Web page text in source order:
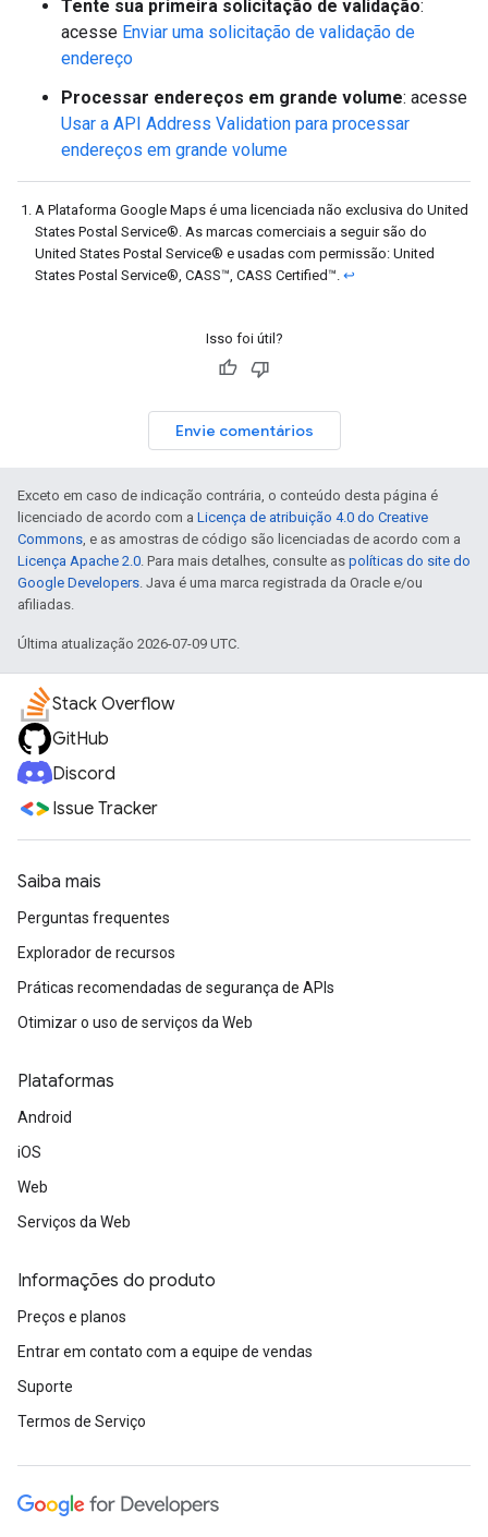
Tente sua primeira solicitação de validação:
acesse Enviar uma solicitação de validação de
endereço
Processar endereços em grande volume: acesse
Usar a API Address Validation para processar
endereços em grande volume
A Plataforma Google Maps é uma licenciada não exclusiva do United
States Postal Service®. As marcas comerciais a seguir são do
United States Postal Service® e usadas com permissão: United
States Postal Service®, CASS™, CASS Certified™. ↩
Isso foi útil?
Envie comentários
Exceto em caso de indicação contrária, o conteúdo desta página é
licenciado de acordo com a Licença de atribuição 4.0 do Creative
Commons , e as amostras de código são licenciadas de acordo com a
Licença Apache 2.0 . Para mais detalhes, consulte as políticas do site do
Google Developers . Java é uma marca registrada da Oracle e/ou
afiliadas.
Última atualização 2026-07-09 UTC.
Stack Overflow
GitHub
Discord
Issue Tracker
Saiba mais
Perguntas frequentes
Explorador de recursos
Práticas recomendadas de segurança de APIs
Otimizar o uso de serviços da Web
Plataformas
Android
iOS
Web
Serviços da Web
Informações do produto
Preços e planos
Entrar em contato com a equipe de vendas
Suporte
Termos de Serviço